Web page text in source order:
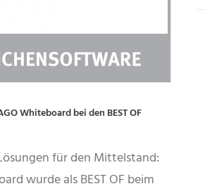
Whiteboard bei den BEST OF
für den Mit­tel­stand:
wurde als BEST OF beim